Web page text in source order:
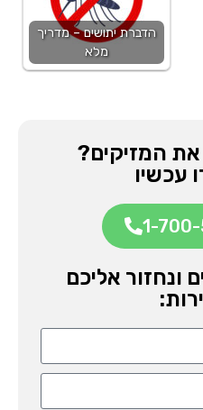
הדברת יתושים – מדריך
מלא
את המזיקים?
עכשיו
1-
ונחזור אליכם